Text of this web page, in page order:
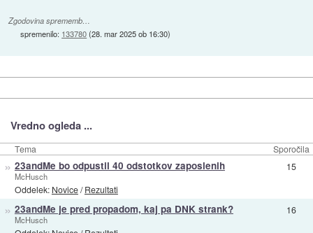
Zgodovina sprememb…
spremenilo: 133780(28. mar 2025 ob 16:30)
Vredno ogleda ...
Tema Sporočila
» 23andMe bo odpustil 40 odstotkov zaposlenih
McHusch
Oddelek: Novice/Rezultati
15
» 23andMe je pred propadom, kaj pa DNK strank?
McHusch
16